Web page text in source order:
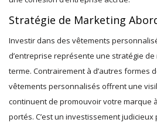
Stratégie de Marketing
Investir dans des vêtements
d’entreprise représente une stratégie
terme. Contrairement à d’autres formes
vêtements personnalisés offrent une
continuent de promouvoir votre marque
portés. C’est un investissement